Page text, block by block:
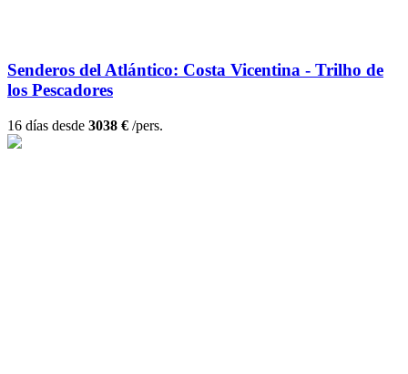
Senderos del Atlántico: Costa Vicentina - Trilho de
los Pescadores
16 días desde 3038 € /pers.